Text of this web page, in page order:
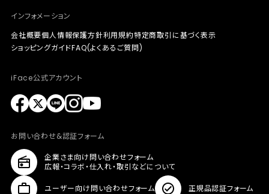
インフォメーション
会社概要個人情報保護方針利用規約特定商取引に基づく表示
ショッピングガイドFAQ(よくあるご質問)
iFace公式アカウント
お問い合わせ&認証フォーム
企業さま向け問い合わせフォーム
広報・コラボ・仕入れ・取引などについて
ユーザー向け問い合わせフォーム 正規品認証フォーム